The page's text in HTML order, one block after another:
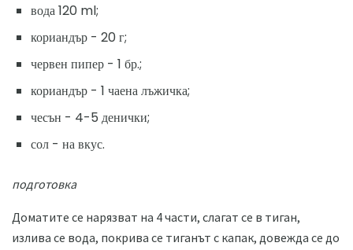
вода 120 ml;
кориандър - 20 г;
червен пипер - 1 бр.;
кориандър - 1 чаена лъжичка;
чесън - 4-5 денички;
сол - на вкус.
подготовка
Доматите се нарязват на 4 части, слагат се в тиган,
излива се вода, покрива се тиганът с капак, довежда се до